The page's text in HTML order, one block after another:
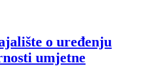
o uređenju
umjetne